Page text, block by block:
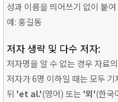
성과 이름을 띄어쓰기 없이 붙
예: 홍길동
저자 생략 및 다수 저자:
저자명을 알 수 없는 경우 자료
저자가 6명 이하일 때는 모두
뒤 'et al.'(영어) 또는 '외'(한국